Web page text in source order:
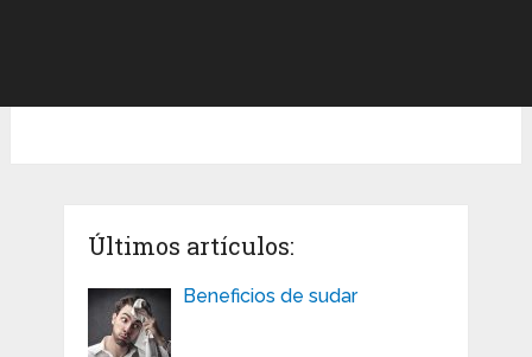
Últimos artículos:
Beneficios de sudar